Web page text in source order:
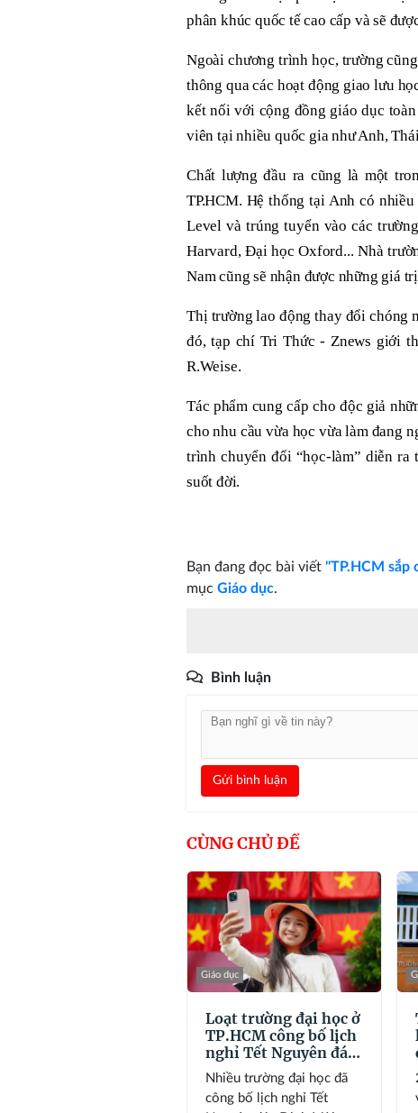
phân khúc quốc tế cao cấp và sẽ
Ngoài chương trình học, trường
thông qua các hoạt động giao lưu
kết nối với cộng đồng giáo dục
viên tại nhiều quốc gia như Anh,
Chất lượng đầu ra cũng là một
TP.HCM. Hệ thống tại Anh có
Level và trúng tuyển vào các
Harvard, Đại học Oxford... Nhà
Nam cũng sẽ nhận được những giá
Thị trường lao động thay đổi chóng
đó, tạp chí Tri Thức - Znews giới
R.Weise.
Tác phẩm cung cấp cho độc giả
cho nhu cầu vừa học vừa làm đang
trình chuyển đổi “học-làm” diễn
suốt đời.
Bạn đang đọc bài viết "TP.HCM sắp
mục Giáo dục.
Bình luận
Gửi bình luận
CÙNG CHỦ ĐỀ
Giáo dục
Loạt trường đại học ở
TP.HCM công bố lịch
nghỉ Tết Nguyên đán
2027
Nhiều trường đại học đã
công bố lịch nghỉ Tết